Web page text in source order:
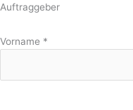
Auftraggeber
Vorname *